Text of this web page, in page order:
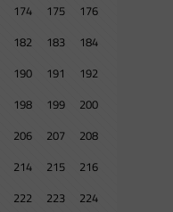
174 175
176
182 183
184
190 191
192
198 199
200
206 207
208
214 215
216
222 223
224